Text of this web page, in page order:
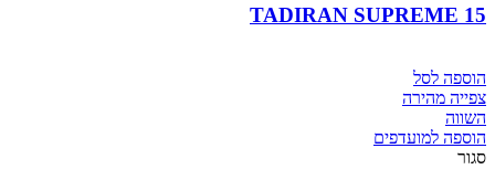
TADIRAN SUPREME 15
הוספה לסל
צפייה מהירה
השווה
הוספה למועדפים
סגור